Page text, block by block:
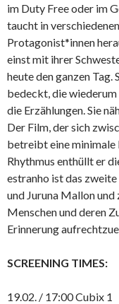
im Duty Free oder im
taucht in
Protagonist*innen
einst mit ihrer
heute den ganzen
bedeckt, die
die Erzählungen. Sie
Der Film, der sich
betreibt eine minimale
Rhythmus enthüllt er
estranho ist das
und Juruna Mallon und
Menschen und deren
Erinnerung
SCREENING TIMES:
19.02. / 17:00 Cubix 1